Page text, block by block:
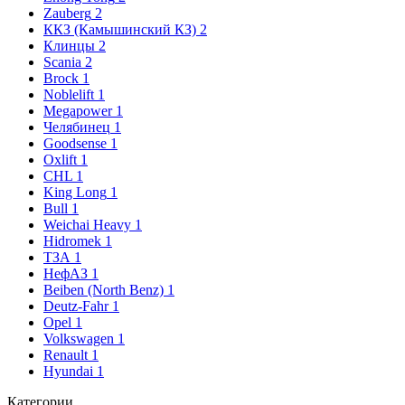
Zauberg 2
ККЗ (Камышинский КЗ) 2
Клинцы 2
Scania 2
Brock 1
Noblelift 1
Megapower 1
Челябинец 1
Goodsense 1
Oxlift 1
CHL 1
King Long 1
Bull 1
Weichai Heavy 1
Hidromek 1
ТЗА 1
НефАЗ 1
Beiben (North Benz) 1
Deutz-Fahr 1
Opel 1
Volkswagen 1
Renault 1
Hyundai 1
Категории